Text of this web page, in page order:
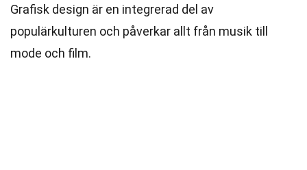
Grafisk design är en integrerad del av
populärkulturen och påverkar allt från musik till
mode och film.